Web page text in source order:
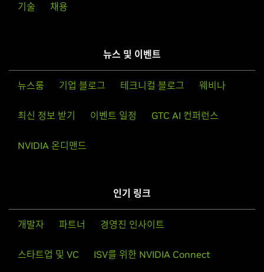
기술 채용
뉴스 및 이벤트
뉴스룸 기업 블로그 테크니컬 블로그 웨비나
최신 정보 받기 이벤트 일정 GTC AI 컨퍼런스
NVIDIA 온디맨드
인기 링크
개발자 파트너 경영진 인사이트
스타트업 및 VC ISV를 위한 NVIDIA Connect